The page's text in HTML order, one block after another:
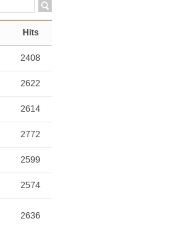
Hits
2408
2622
2614
2772
2599
2574
2636